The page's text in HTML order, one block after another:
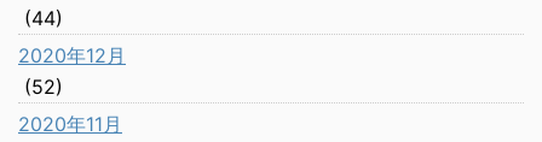
(44)
2020年12月
(52)
2020年11月